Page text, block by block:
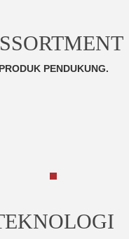
PRODUK PENDUKUNG.